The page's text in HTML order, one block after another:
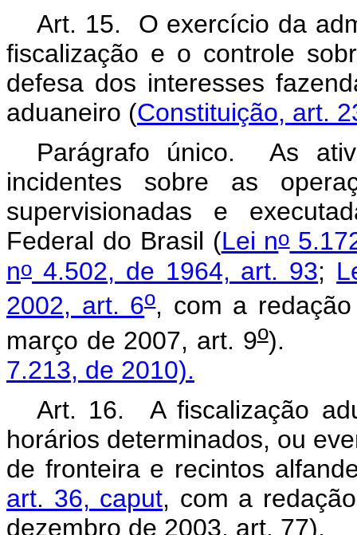
Art. 15. O exercício da
fiscalização e o controle
defesa dos interesses
aduaneiro (Constituição, art.
Parágrafo único. As
incidentes sobre as
supervisionadas e
Federal do Brasil (Lei no
no 4.502, de 1964, art. 93;
2002, art. 6o, com a
março de 2007, art. 9o
7.213, de 2010).
Art. 16. A fiscalização
horários determinados, ou
de fronteira e recintos
art. 36, caput, com a
dezembro de 2003, art. 77).